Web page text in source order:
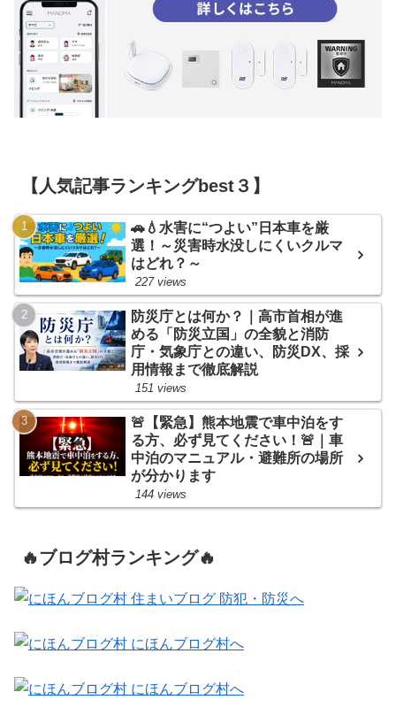
【人気記事ランキングbest３】
🚗💧水害に“つよい”日本車を厳
選！～災害時水没しにくいクルマ
はどれ？～
227 views
防災庁とは何か？｜高市首相が進
める「防災立国」の全貌と消防
庁・気象庁との違い、防災DX、採
用情報まで徹底解説
151 views
🚨【緊急】熊本地震で車中泊をす
る方、必ず見てください！🚨｜車
中泊のマニュアル・避難所の場所
が分かります
144 views
🔥ブログ村ランキング🔥